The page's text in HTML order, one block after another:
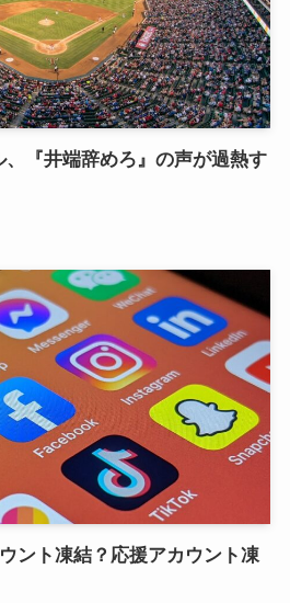
『井端辞めろ』の声が過熱す
ント凍結？応援アカウント凍